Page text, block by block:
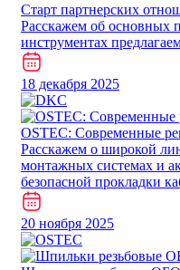
Cтарт партнерских
Расскажем об основных
инструментах
18 декабря 2025
​​​​​OSTEC: Современные
Расскажем о широкой
монтажных системах и
безопасной прокладки
20 ноября 2025